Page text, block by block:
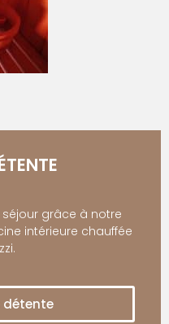
grâce à notre
intérieure chauffée
détente